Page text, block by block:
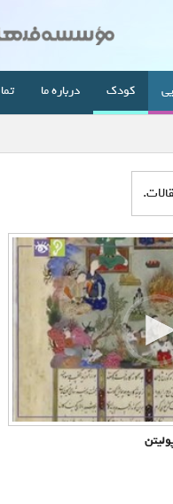
کودک درباره ما